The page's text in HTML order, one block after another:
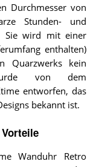
Durchmesser von
Stunden- und
Sie wird mit einer
enthalten)
Quarzwerks kein
von dem
entworfen, das
bekannt ist.
Wanduhr Retro